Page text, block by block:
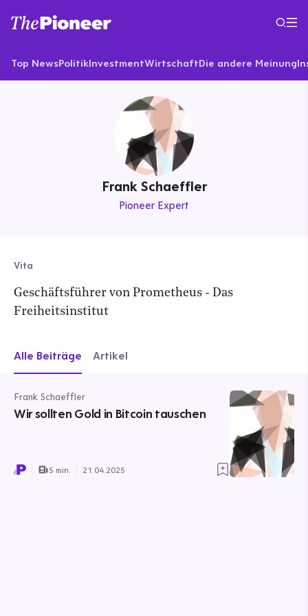
Top NewsPolitikInvestmentWirtschaftDie andere Meinung
Frank Schaeffler
Pioneer Expert
Vita
Geschäftsführer von Prometheus - Das
Freiheitsinstitut
Alle Beiträge Artikel
Frank Schaeffler
Wir sollten Gold in Bitcoin tauschen
5 min. 21.04.2025